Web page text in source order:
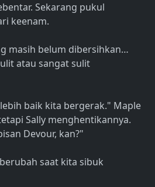
Sekarang pukul
keenam.
masih belum dibersihkan…
atau sangat sulit
baik kita bergerak." Maple
Sally menghentikannya.
Devour, kan?"
saat kita sibuk